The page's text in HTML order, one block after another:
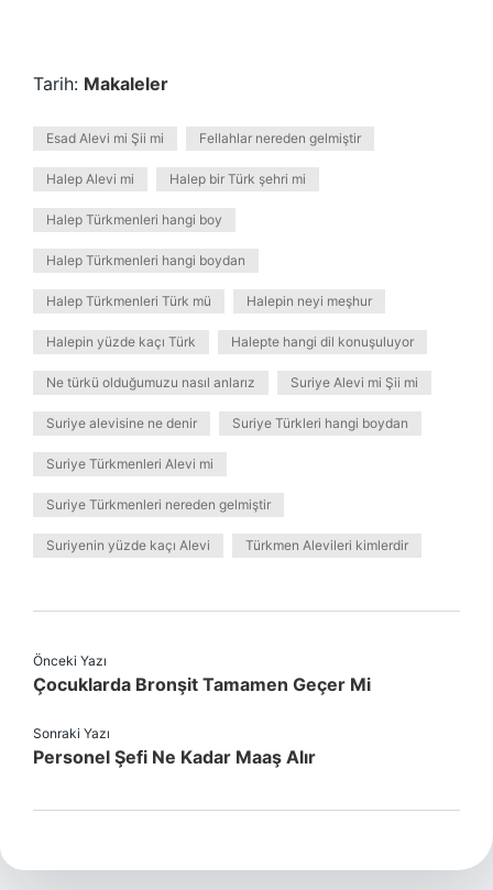
Tarih: Makaleler
Esad Alevi mi Şii mi Fellahlar nereden gelmiştir
Halep Alevi mi Halep bir Türk şehri mi
Halep Türkmenleri hangi boy
Halep Türkmenleri hangi boydan
Halep Türkmenleri Türk mü Halepin neyi meşhur
Halepin yüzde kaçı Türk Halepte hangi dil konuşuluyor
Ne türkü olduğumuzu nasıl anlarız Suriye Alevi mi Şii mi
Suriye alevisine ne denir Suriye Türkleri hangi boydan
Suriye Türkmenleri Alevi mi
Suriye Türkmenleri nereden gelmiştir
Suriyenin yüzde kaçı Alevi Türkmen Alevileri kimlerdir
Önceki Yazı
Çocuklarda Bronşit Tamamen Geçer Mi
Sonraki Yazı
Personel Şefi Ne Kadar Maaş Alır